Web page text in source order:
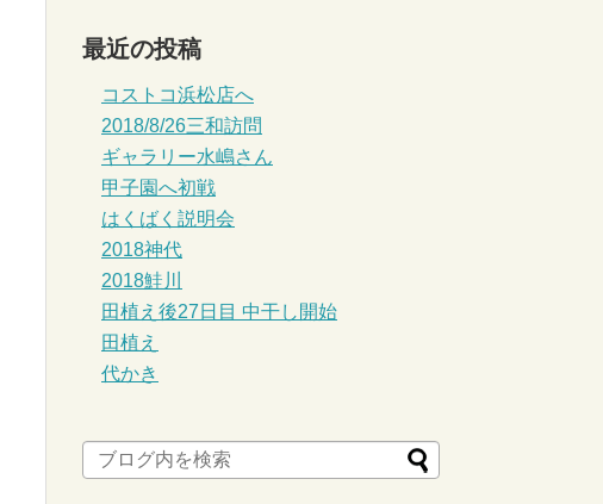
最近の投稿
コストコ浜松店へ
2018/8/26三和訪問
ギャラリー水嶋さん
甲子園へ初戦
はくばく説明会
2018神代
2018鮭川
田植え後27日目 中干し開始
田植え
代かき